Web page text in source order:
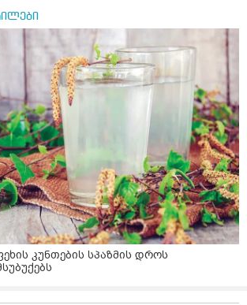
კუნთების სპაზმის დროს